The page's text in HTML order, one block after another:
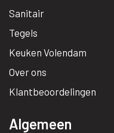
Sanitair
Tegels
Keuken Volendam
Over ons
Klantbeoordelingen
Algemeen